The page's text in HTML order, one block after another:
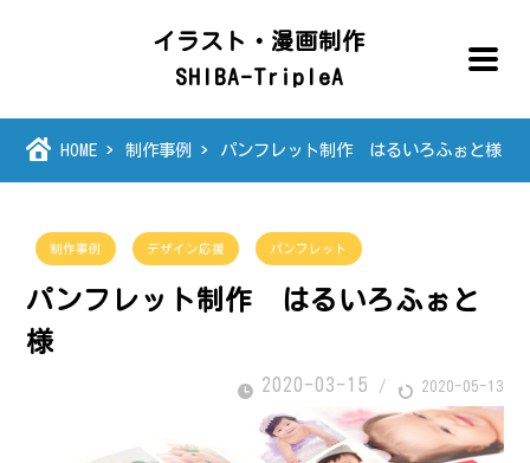
イラスト・漫画制作
SHIBA-TripleA
HOME 制作事例 パンフレット制作 はるいろふぉと様
制作事例 デザイン応援 パンフレット
パンフレット制作 はるいろふぉと
様
2020-03-15 / 2020-05-13